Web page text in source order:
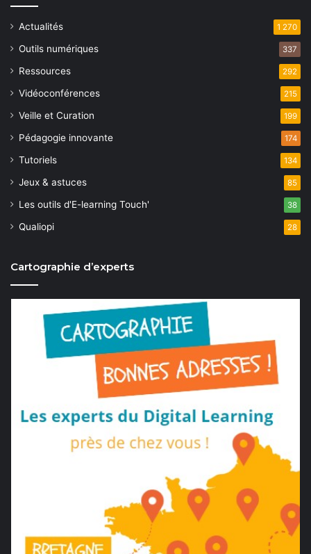
Actualités 1 270
Outils numériques 337
Ressources 292
Vidéoconférences 215
Veille et Curation 199
Pédagogie innovante 174
Tutoriels 134
Jeux & astuces 85
Les outils d'E-learning Touch' 38
Qualiopi 28
Cartographie d’experts